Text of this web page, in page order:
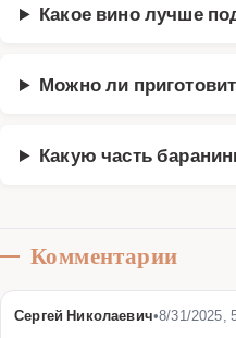
Какое вино лучше
Можно ли
Какую часть
Комментарии
Сергей Николаевич•8/31/2025,